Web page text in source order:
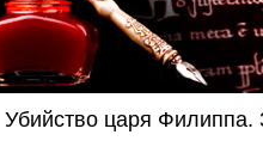
Убийство царя Филиппа.